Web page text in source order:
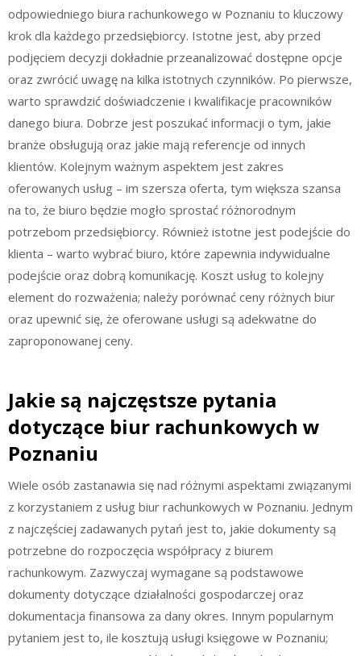
odpowiedniego biura rachunkowego w Poznaniu to kluczowy
krok dla każdego przedsiębiorcy. Istotne jest, aby przed
podjęciem decyzji dokładnie przeanalizować dostępne opcje
oraz zwrócić uwagę na kilka istotnych czynników. Po pierwsze,
warto sprawdzić doświadczenie i kwalifikacje pracowników
danego biura. Dobrze jest poszukać informacji o tym, jakie
branże obsługują oraz jakie mają referencje od innych
klientów. Kolejnym ważnym aspektem jest zakres
oferowanych usług – im szersza oferta, tym większa szansa
na to, że biuro będzie mogło sprostać różnorodnym
potrzebom przedsiębiorcy. Również istotne jest podejście do
klienta – warto wybrać biuro, które zapewnia indywidualne
podejście oraz dobrą komunikację. Koszt usług to kolejny
element do rozważenia; należy porównać ceny różnych biur
oraz upewnić się, że oferowane usługi są adekwatne do
zaproponowanej ceny.
Jakie są najczęstsze pytania
dotyczące biur rachunkowych w
Poznaniu
Wiele osób zastanawia się nad różnymi aspektami związanymi
z korzystaniem z usług biur rachunkowych w Poznaniu. Jednym
z najczęściej zadawanych pytań jest to, jakie dokumenty są
potrzebne do rozpoczęcia współpracy z biurem
rachunkowym. Zazwyczaj wymagane są podstawowe
dokumenty dotyczące działalności gospodarczej oraz
dokumentacja finansowa za dany okres. Innym popularnym
pytaniem jest to, ile kosztują usługi księgowe w Poznaniu;